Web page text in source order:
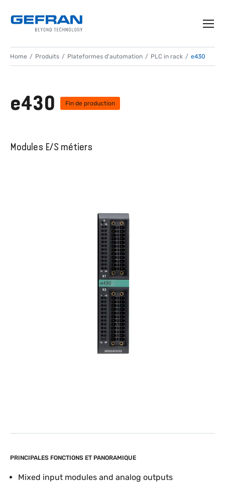
Home Produits Plateformes d'automation PLC in rack e430
e430 Fin de production
Modules E/S métiers
PRINCIPALES FONCTIONS ET PANORAMIQUE
Mixed input modules and analog outputs